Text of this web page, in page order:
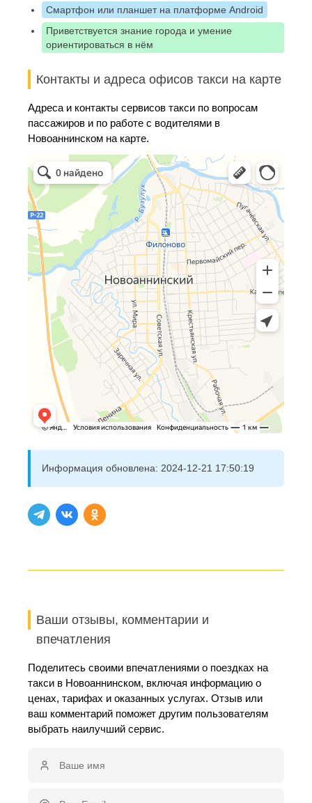
Смартфон или планшет на платформе Android
Приветствуется знание города и умение
ориентироваться в нём
Контакты и адреса офисов такси на карте
Адреса и контакты сервисов такси по вопросам
пассажиров и по работе с водителями в
Новоаннинском на карте.
Информация обновлена: 2024-12-21 17:50:19
Ваши отзывы, комментарии и
впечатления
Поделитесь своими впечатлениями о поездках на
такси в Новоаннинском, включая информацию о
ценах, тарифах и оказанных услугах. Отзыв или
ваш комментарий поможет другим пользователям
выбрать наилучший сервис.